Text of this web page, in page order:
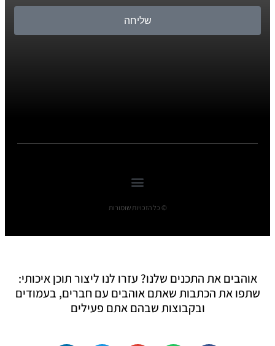
שליחה
© כל הזכויות שומורות
אוהבים את התכנים שלנו? עזרו לנו ליצור תוכן איכותי:
שתפו את הכתבות שאתם אוהבים עם חברים, בעמודים
ובקבוצות שבהם אתם פעילים